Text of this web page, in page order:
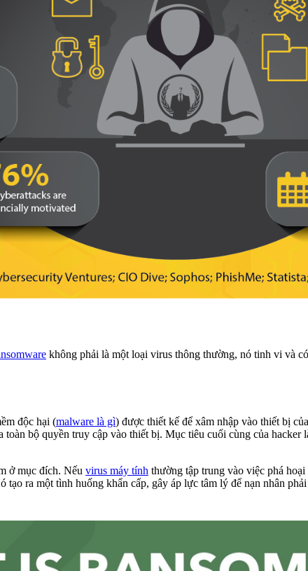
không phải là một loại virus thông thường, nó tinh vi và
độc hại (malware là gì) được thiết kế để xâm nhập vào thiết bị
bộ quyền truy cập vào thiết bị. Mục tiêu cuối cùng của
ở mục đích. Nếu virus máy tính thường tập trung vào việc phá
ra một tình huống khẩn cấp, gây áp lực tâm lý để nạn nhân